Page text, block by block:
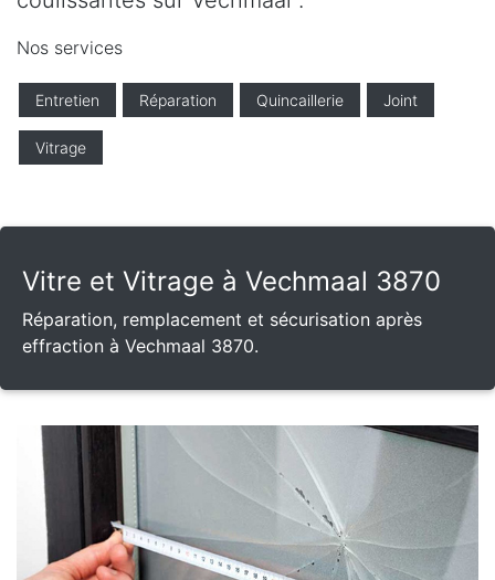
Nos services
Entretien Réparation Quincaillerie Joint
Vitrage
Vitre et Vitrage à Vechmaal 3870
Réparation, remplacement et sécurisation après
effraction à Vechmaal 3870.